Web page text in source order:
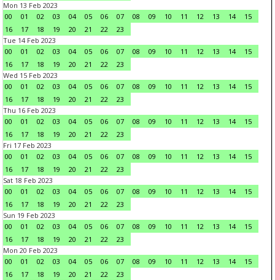
Mon 13 Feb 2023
00
01 02 03 04 05 06 07 08 09 10 11 12 13 14
15
16
17 18 19 20 21 22
23
Tue 14 Feb 2023
00
01 02 03 04 05 06 07 08 09 10 11 12 13 14
15
16
17 18 19 20 21 22
23
Wed 15 Feb 2023
00
01 02 03 04 05 06 07 08 09 10 11 12 13 14
15
16
17 18 19 20 21 22
23
Thu 16 Feb 2023
00
01 02 03 04 05 06 07 08 09 10 11 12 13 14
15
16
17 18 19 20 21 22
23
Fri 17 Feb 2023
00
01 02 03 04 05 06 07 08 09 10 11 12 13 14
15
16
17 18 19 20 21 22
23
Sat 18 Feb 2023
00
01 02 03 04 05 06 07 08 09 10 11 12 13 14
15
16
17 18 19 20 21 22
23
Sun 19 Feb 2023
00
01 02 03 04 05 06 07 08 09 10 11 12 13 14
15
16
17 18 19 20 21 22
23
Mon 20 Feb 2023
00
01 02 03 04 05 06 07 08 09 10 11 12 13 14
15
16
17 18 19 20 21 22
23